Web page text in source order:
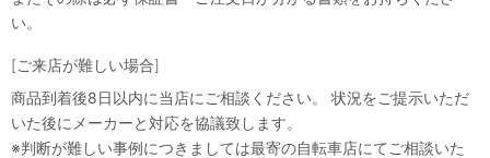
い。
[ご来店が難しい場合]
商品到着後8日以内に当店にご相談ください。 状況をご提示いただ
いた後にメーカーと対応を協議致します。
※判断が難しい事例につきましては最寄の自転車店にてご相談いた